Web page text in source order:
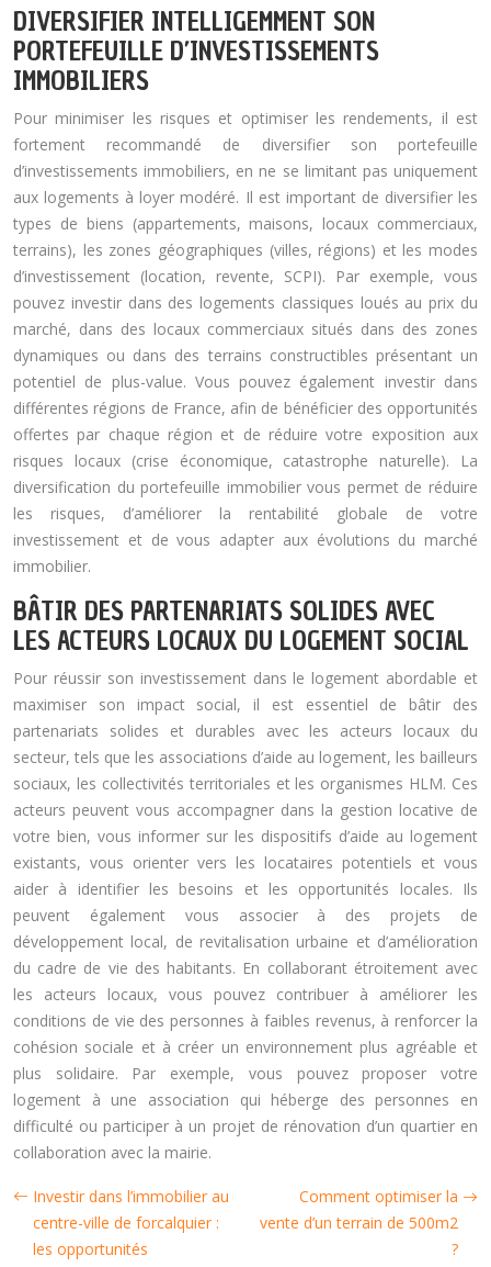
DIVERSIFIER INTELLIGEMMENT SON
PORTEFEUILLE D’INVESTISSEMENTS
IMMOBILIERS
Pour minimiser les risques et optimiser les rendements, il est
fortement recommandé de diversifier son portefeuille
d’investissements immobiliers, en ne se limitant pas uniquement
aux logements à loyer modéré. Il est important de diversifier les
types de biens (appartements, maisons, locaux commerciaux,
terrains), les zones géographiques (villes, régions) et les modes
d’investissement (location, revente, SCPI). Par exemple, vous
pouvez investir dans des logements classiques loués au prix du
marché, dans des locaux commerciaux situés dans des zones
dynamiques ou dans des terrains constructibles présentant un
potentiel de plus-value. Vous pouvez également investir dans
différentes régions de France, afin de bénéficier des opportunités
offertes par chaque région et de réduire votre exposition aux
risques locaux (crise économique, catastrophe naturelle). La
diversification du portefeuille immobilier vous permet de réduire
les risques, d’améliorer la rentabilité globale de votre
investissement et de vous adapter aux évolutions du marché
immobilier.
BÂTIR DES PARTENARIATS SOLIDES AVEC
LES ACTEURS LOCAUX DU LOGEMENT SOCIAL
Pour réussir son investissement dans le logement abordable et
maximiser son impact social, il est essentiel de bâtir des
partenariats solides et durables avec les acteurs locaux du
secteur, tels que les associations d’aide au logement, les bailleurs
sociaux, les collectivités territoriales et les organismes HLM. Ces
acteurs peuvent vous accompagner dans la gestion locative de
votre bien, vous informer sur les dispositifs d’aide au logement
existants, vous orienter vers les locataires potentiels et vous
aider à identifier les besoins et les opportunités locales. Ils
peuvent également vous associer à des projets de
développement local, de revitalisation urbaine et d’amélioration
du cadre de vie des habitants. En collaborant étroitement avec
les acteurs locaux, vous pouvez contribuer à améliorer les
conditions de vie des personnes à faibles revenus, à renforcer la
cohésion sociale et à créer un environnement plus agréable et
plus solidaire. Par exemple, vous pouvez proposer votre
logement à une association qui héberge des personnes en
difficulté ou participer à un projet de rénovation d’un quartier en
collaboration avec la mairie.
Investir dans l’immobilier au
centre-ville de forcalquier :
les opportunités
Comment optimiser la
vente d’un terrain de 500m2
?